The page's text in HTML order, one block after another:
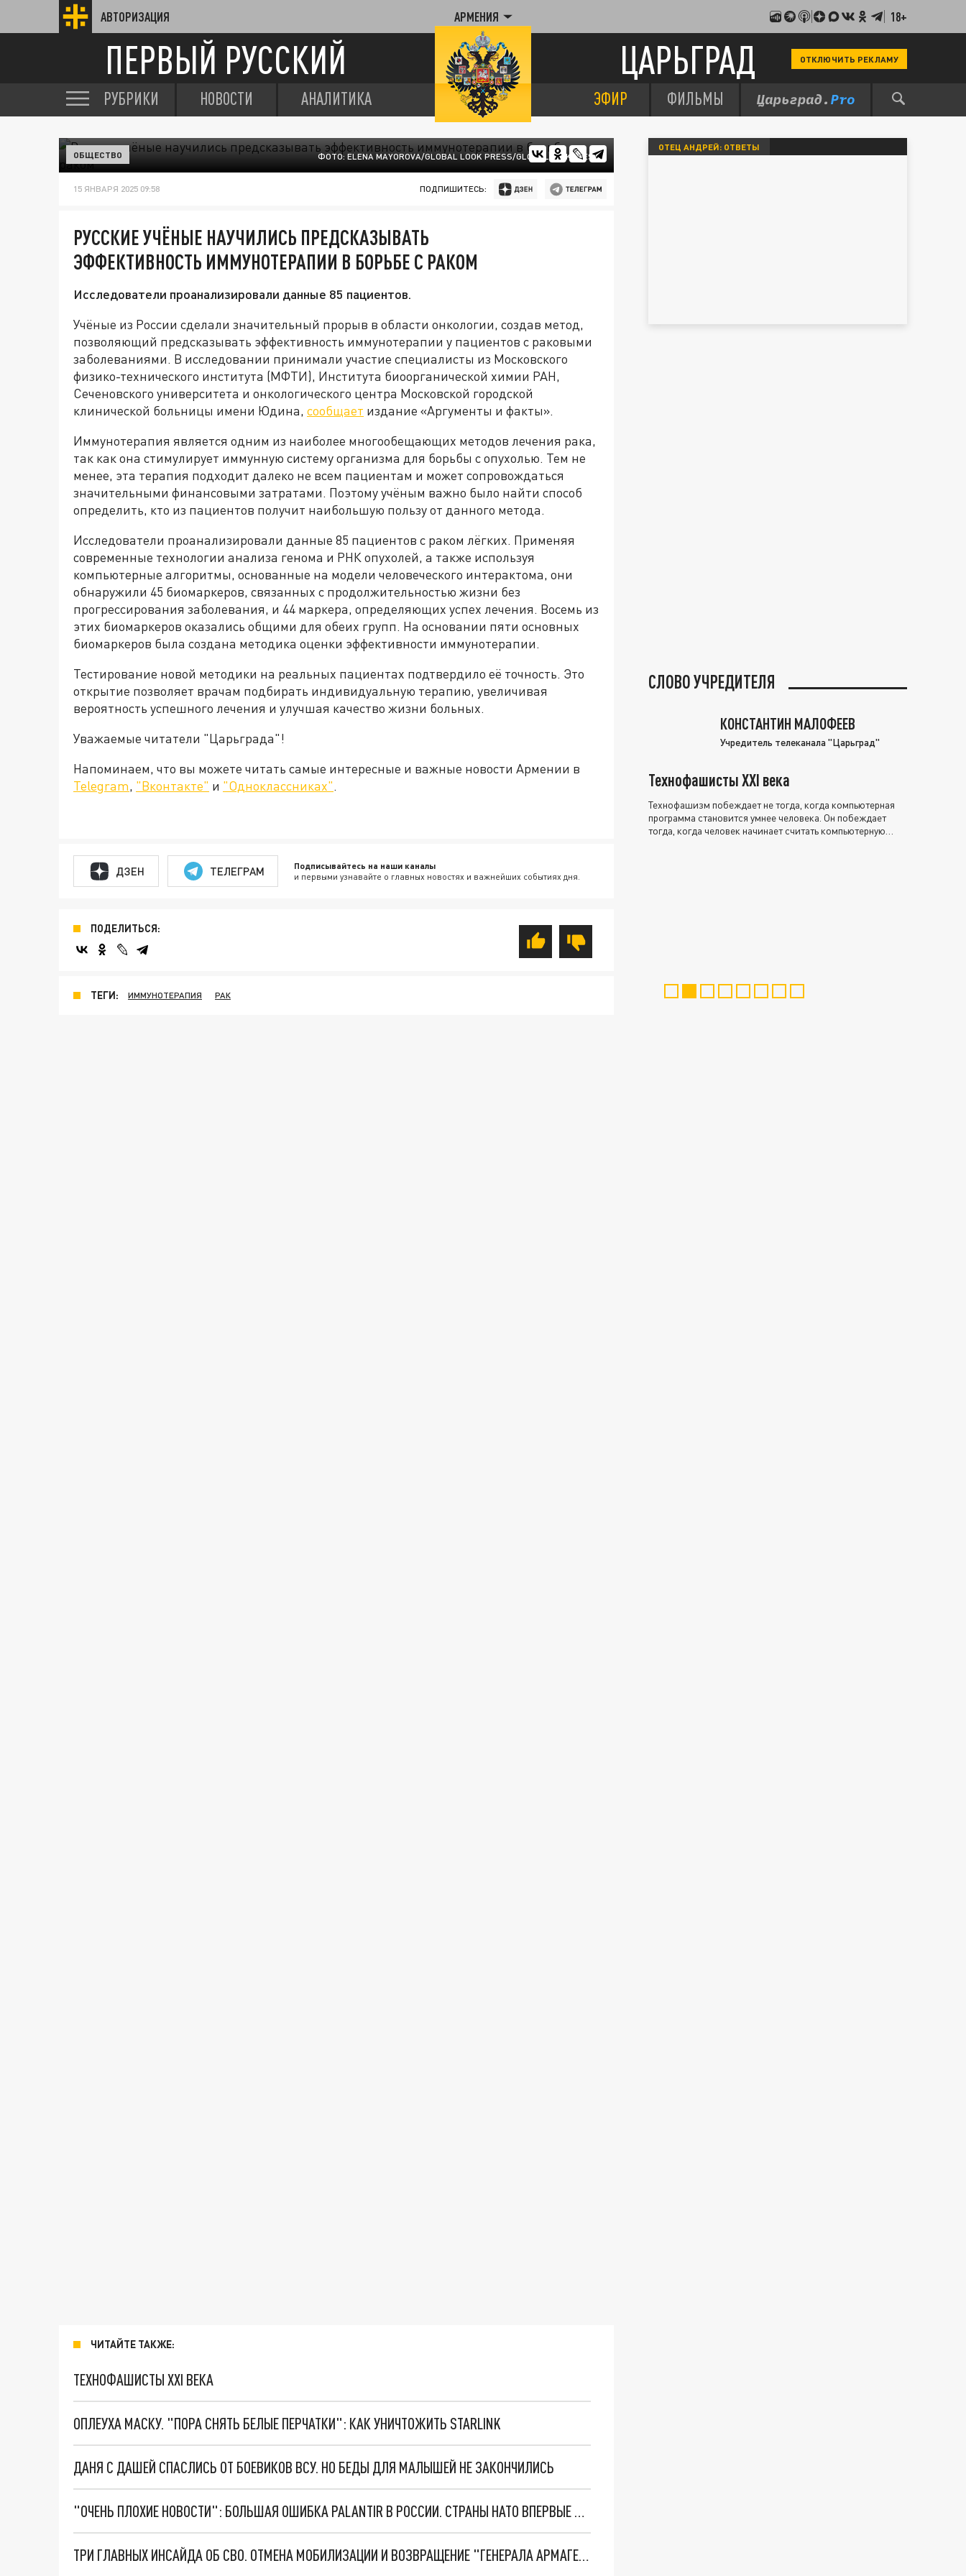
АВТОРИЗАЦИЯ АРМЕНИЯ 18+
ПЕРВЫЙ РУССКИЙ ЦАРЬГРАД ОТКЛЮЧИТЬ РЕКЛАМУ
РУБРИКИ НОВОСТИ АНАЛИТИКА ЭФИР ФИЛЬМЫ
ФОТО: ELENA MAYOROVA/GLOBAL LOOK PRESS/GLOBALLOOKPRESS
ОБЩЕСТВО
15 ЯНВАРЯ 2025 09:58 ПОДПИШИТЕСЬ:
РУССКИЕ УЧЁНЫЕ НАУЧИЛИСЬ ПРЕДСКАЗЫВАТЬ
ЭФФЕКТИВНОСТЬ ИММУНОТЕРАПИИ В БОРЬБЕ С РАКОМ
Исследователи проанализировали данные 85 пациентов.
Учёные из России сделали значительный прорыв в области онкологии, создав метод,
позволяющий предсказывать эффективность иммунотерапии у пациентов с раковыми
заболеваниями. В исследовании принимали участие специалисты из Московского
физико-технического института (МФТИ), Института биоорганической химии РАН,
Сеченовского университета и онкологического центра Московской городской
клинической больницы имени Юдина, сообщает издание «Аргументы и факты».
Иммунотерапия является одним из наиболее многообещающих методов лечения рака,
так как она стимулирует иммунную систему организма для борьбы с опухолью. Тем не
менее, эта терапия подходит далеко не всем пациентам и может сопровождаться
значительными финансовыми затратами. Поэтому учёным важно было найти способ
определить, кто из пациентов получит наибольшую пользу от данного метода.
Исследователи проанализировали данные 85 пациентов с раком лёгких. Применяя
современные технологии анализа генома и РНК опухолей, а также используя
компьютерные алгоритмы, основанные на модели человеческого интерактома, они
обнаружили 45 биомаркеров, связанных с продолжительностью жизни без
прогрессирования заболевания, и 44 маркера, определяющих успех лечения. Восемь из
этих биомаркеров оказались общими для обеих групп. На основании пяти основных
биомаркеров была создана методика оценки эффективности иммунотерапии.
Тестирование новой методики на реальных пациентах подтвердило её точность. Это
открытие позволяет врачам подбирать индивидуальную терапию, увеличивая
вероятность успешного лечения и улучшая качество жизни больных.
Уважаемые читатели "Царьграда"!
Напоминаем, что вы можете читать самые интересные и важные новости Армении в
Telegram, "Вконтакте" и "Одноклассниках".
ДЗЕН ТЕЛЕГРАМ Подписывайтесь на наши каналы
и первыми узнавайте о главных новостях и важнейших событиях дня.
ПОДЕЛИТЬСЯ:
ТЕГИ: ИММУНОТЕРАПИЯ РАК
ЧИТАЙТЕ ТАКЖЕ:
ТЕХНОФАШИСТЫ XXI ВЕКА
ОПЛЕУХА МАСКУ. "ПОРА СНЯТЬ БЕЛЫЕ ПЕРЧАТКИ": КАК УНИЧТОЖИТЬ STARLINK
ДАНЯ С ДАШЕЙ СПАСЛИСЬ ОТ БОЕВИКОВ ВСУ. НО БЕДЫ ДЛЯ МАЛЫШЕЙ НЕ ЗАКОНЧИЛИСЬ
"ОЧЕНЬ ПЛОХИЕ НОВОСТИ": БОЛЬШАЯ ОШИБКА PALANTIR В РОССИИ. СТРАНЫ НАТО ВПЕРВЫЕ ЗА СВО ОСТАНОВИЛИ ПОСТАВКИ ОРУЖИЯ. ВСУ ТЕРЯЮТ ПРИГРАНИЧЬЕ?
ТРИ ГЛАВНЫХ ИНСАЙДА ОБ СВО. ОТМЕНА МОБИЛИЗАЦИИ И ВОЗВРАЩЕНИЕ "ГЕНЕРАЛА АРМАГЕДДОНА"? ОТЛИЧНЫЕ НОВОСТИ, КОТОРЫЕ ЖДАЛИ ВСЕ
ОТЕЦ АНДРЕЙ: ОТВЕТЫ
СЛОВО УЧРЕДИТЕЛЯ
КОНСТАНТИН МАЛОФЕЕВ
Учредитель телеканала "Царьград"
Технофашисты XXI века
Технофашизм побеждает не тогда, когда компьютерная
программа становится умнее человека. Он побеждает
тогда, когда человек начинает считать компьютерную